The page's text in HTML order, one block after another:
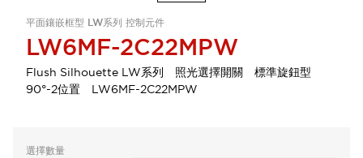
平面鑲嵌框型 LW系列 控制元件
LW6MF-2C22MPW
Flush Silhouette LW系列 照光選擇開關 標準旋鈕型
90°-2位置 LW6MF-2C22MPW
選擇數量